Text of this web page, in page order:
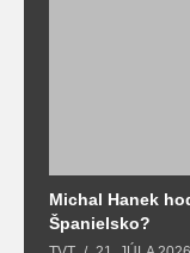
Michal Hanek
Španielsko?